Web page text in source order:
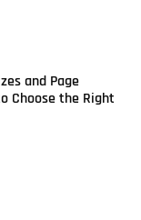
and Page
Choose the Right